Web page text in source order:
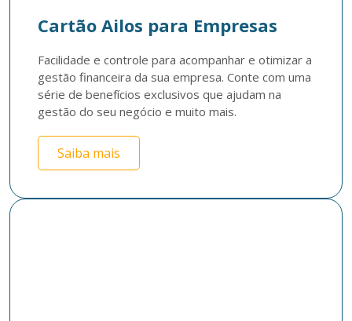
Cartão Ailos para Empresas
Facilidade e controle para acompanhar e otimizar a
gestão financeira da sua empresa. Conte com uma
série de benefícios exclusivos que ajudam na
gestão do seu negócio e muito mais.
Saiba mais